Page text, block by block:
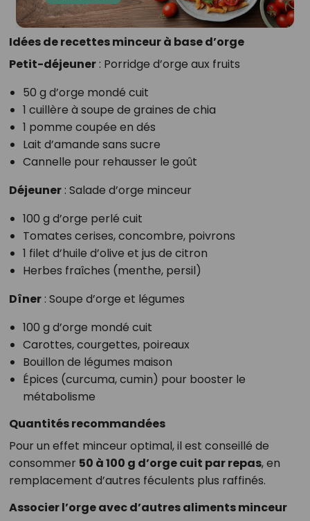
Idées de recettes minceur à base d’orge
Petit-déjeuner: Porridge d’orge aux fruits
50 g d’orge mondé cuit
1 cuillère à soupe de graines de chia
1 pomme coupée en dés
Lait d’amande sans sucre
Cannelle pour rehausser le goût
Déjeuner: Salade d’orge minceur
100 g d’orge perlé cuit
Tomates cerises, concombre, poivrons
1 filet d’huile d’olive et jus de citron
Herbes fraîches (menthe, persil)
Dîner: Soupe d’orge et légumes
100 g d’orge mondé cuit
Carottes, courgettes, poireaux
Bouillon de légumes maison
Épices (curcuma, cumin) pour booster le
métabolisme
Quantités recommandées
Pour un effet minceur optimal, il est conseillé de
consommer 50 à 100 g d’orge cuit par repas, en
remplacement d’autres féculents plus raffinés.
Associer l’orge avec d’autres aliments minceur